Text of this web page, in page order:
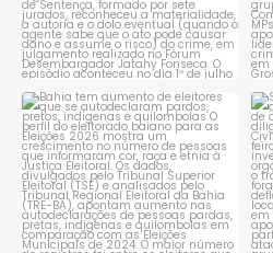
Bahia tem aumento de eleitores
que se autodeclaram...
1 0